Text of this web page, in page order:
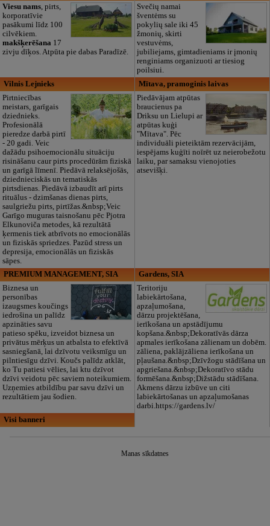
Viesu nams, pirts,
korporatīvie
pasākumi līdz 100
cilvēkiem.
makšķerēšana 17
zivju dīķos. Atpūta pie dabas Paradīzē.
Svečių namai
šventėms su
pokylių sale iki 45
žmonių, skirti
vestuvėms,
jubiliejams, gimtadieniams ir įmonių
renginiams organizuoti ar tiesiog
poilsiui.
Vilnis Lejnieks
Pirtniecības
meistars, garīgais
dziednieks.
Profesionālā
pieredze darbā pirtī
- 20 gadi. Veic
dažādu psihoemocionālu situāciju
risināšanu caur pirts procedūrām fiziskā
un garīgā līmenī. Piedāvā relaksējošās,
dziednieciskās un tematiskās
pirtsdienas. Piedāvā izbaudīt arī pirts
rituālus - dzimšanas dienas pirts,
saulgriežu pirts, pirtīžas.&nbsp;Veic
Garīgo muguras taisnošanu pēc Pjotra
Elkunoviča metodes, kā rezultātā
ķermenis tiek atbrīvots no emocionālās
un fiziskās spriedzes. Pazūd stress un
depresija, emocionālās un fiziskās
sāpes.
Mītava, pramoginis laivas
Piedāvājam atpūtas
braucienus pa
Driksu un Lielupi ar
atpūtas kuģi
"Mītava". Pēc
individuāli pieteiktām rezervācijām,
iespējams kuģīti noīrēt uz neierobežotu
laiku, par samaksu vienojoties
atsevišķi.
PREMIUM MANAGEMENT, SIA
Biznesa un
personības
izaugsmes koučings
iedrošina un palīdz
apzināties savu
patieso spēku, izveidot biznesa un
privātus mērķus un atbalsta to efektīvā
sasniegšanā, lai dzīvotu veiksmīgu un
pilntiesīgu dzīvi. Koučs palīdz atklāt,
ko Tu patiesi vēlies, lai ktu dzīvot
dzīvi veidotu pēc saviem noteikumiem.
Uzņemies atbildību par savu dzīvi un
rezultātiem jau šodien.
Gardens, SIA
Teritoriju
labiekārtošana,
apzaļumošana,
dārzu projektēšana,
ierīkošana un apstādījumu
kopšana.&nbsp;Dekoratīvās dārza
apmales ierīkošana zālienam un dobēm.
zāliena, paklājzāliena ierīkošana un
pļaušana.&nbsp;Dzīvžogu stādīšana un
apgriešana.&nbsp;Dekoratīvo stādu
formēšana.&nbsp;Dižstādu stādīšana.
Akmens dārzu izbūve un citi
labiekārtošanas un apzaļumošanas
darbi.https://gardens.lv/
Visi banneri
Manas sīkdatnes